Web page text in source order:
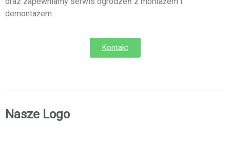
demontażem.
Kontakt
Nasze Logo